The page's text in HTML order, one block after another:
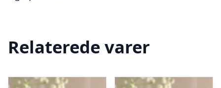
Relaterede varer